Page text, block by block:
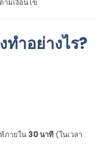
ามเงื่อนไข
ำอย่างไร?
ภายใน 30 นาที (ในเวลา